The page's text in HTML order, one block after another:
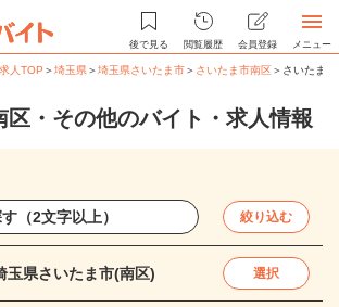
後で見る 閲覧履歴 会員登録 メニュー
人TOP ＞埼玉県＞埼玉県さいたま市＞ さいたま市南区＞ さいたま
区・その他のバイト・求人情報
絞り込む
玉県さいたま市(南区) 選択